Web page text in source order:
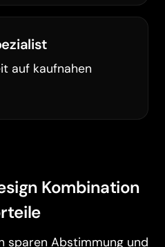
auf kaufnahen
Kombination
sparen Abstimmung und